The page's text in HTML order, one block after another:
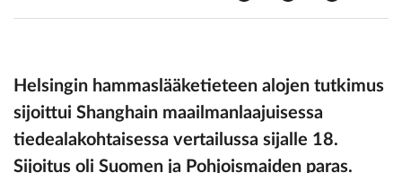
Helsingin hammaslääketieteen alojen tutkimus
sijoittui Shanghain maailmanlaajuisessa
tiedealakohtaisessa vertailussa sijalle 18.
Sijoitus oli Suomen ja Pohjoismaiden paras.